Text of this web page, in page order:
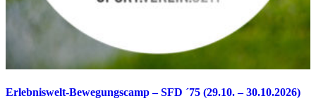
Erlebniswelt-Bewegungscamp – SFD ´75 (29.10. – 30.10.2026)